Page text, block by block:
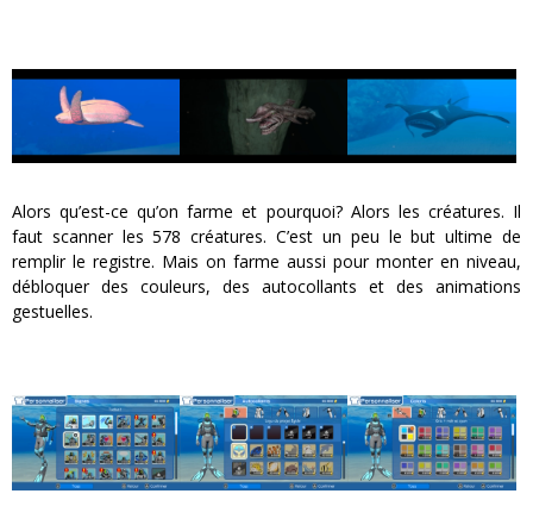
Alors qu’est-ce qu’on farme et pourquoi? Alors les créatures. Il
faut scanner les 578 créatures. C’est un peu le but ultime de
remplir le registre. Mais on farme aussi pour monter en niveau,
débloquer des couleurs, des autocollants et des animations
gestuelles.